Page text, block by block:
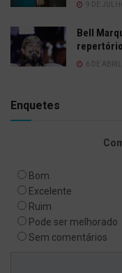
9 DE
Bell
repertório
6 DE
Enquetes
Bom
Excelente
Ruim
Pode ser melhorado
Sem comentários